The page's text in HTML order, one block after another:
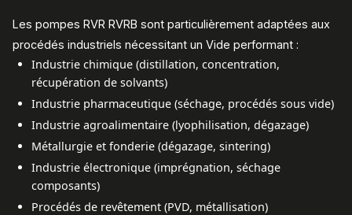
Les pompes RVR RVRB sont particulièrement adaptées aux
procédés industriels nécessitant un Vide performant :
Industrie chimique (distillation, concentration,
récupération de solvants)
Industrie pharmaceutique (séchage, procédés sous vide)
Industrie agroalimentaire (lyophilisation, dégazage)
Métallurgie et fonderie (dégazage, sintering)
Industrie électronique (imprégnation, séchage
composants)
Procédés de revêtement (PVD, métallisation)